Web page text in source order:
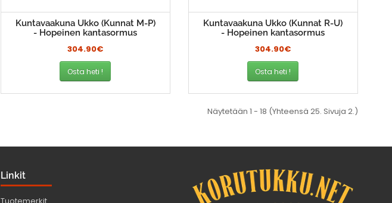
Kuntavaakuna Ukko (Kunnat M-P)
- Hopeinen kantasormus
304.90€
Osta heti !
Kuntavaakuna Ukko (Kunnat R-U)
- Hopeinen kantasormus
304.90€
Osta heti !
Näytetään 1 - 18 (Yhteensä 25. Sivuja 2.)
Linkit